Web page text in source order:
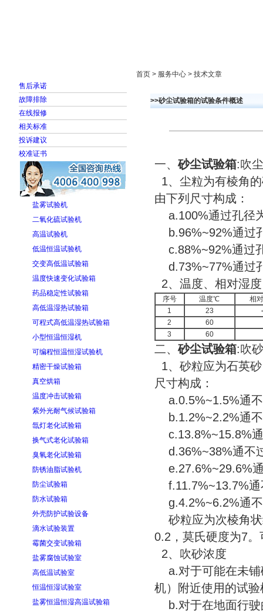
售后承诺
故障排除
在线报修
相关标准
投诉建议
校准证书
盐雾试验机
二氧化硫试验机
高温试验机
低温恒温试验机
交变高低温试验箱
温度快速变化试验箱
药品稳定性试验箱
高低温湿热试验箱
可程式高低温湿热试验箱
小型恒温恒湿机
可编程恒温恒湿试验机
精密干燥试验箱
真空烘箱
温度冲击试验箱
紫外光耐气候试验箱
氙灯老化试验箱
换气式老化试验箱
臭氧老化试验箱
防锈油脂试验机
防尘试验箱
防水试验箱
外壳防护试验设备
滴水试验装置
霉菌交变试验箱
盐雾腐蚀试验室
高低温试验室
恒温恒湿试验室
盐雾恒温恒湿高温试验箱
首页 > 服务中心 > 技术文章
>>砂尘试验箱的试验条件概述
一、 砂尘试验箱:吹尘
1、尘粒为有棱角
由下列尺寸构成：
a.100%通过孔径
b.96%~92%通过
c.88%~92%通过
d.73%~77%通过
2、温度、相对湿
序号 温度℃
相
1
23
2
60
3
60
二、 砂尘试验箱:吹砂
1、砂粒应为石英
尺寸构成：
a.0.5%~1.5%通不
b.1.2%~2.2%通不
c.13.8%~15.8%通
d.36%~38%通不
e.27.6%~29.6%
f.11.7%~13.7%通
g.4.2%~6.2%通不
砂粒应为次棱角状
0.2，莫氏硬度为7
2、吹砂浓度
a.对于可能在未铺
机）附近使用的试
b.对于在地面行驶